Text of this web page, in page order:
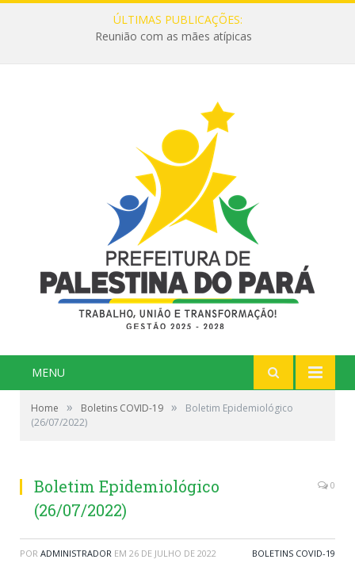
ÚLTIMAS PUBLICAÇÕES:
Reunião com as mães atípicas
MENU
Home » Boletins COVID-19 »
Boletim Epidemiológico
(26/07/2022)
Boletim Epidemiológico
(26/07/2022)
0
POR ADMINISTRADOR EM 26 DE JULHO DE 2022 BOLETINS COVID-19